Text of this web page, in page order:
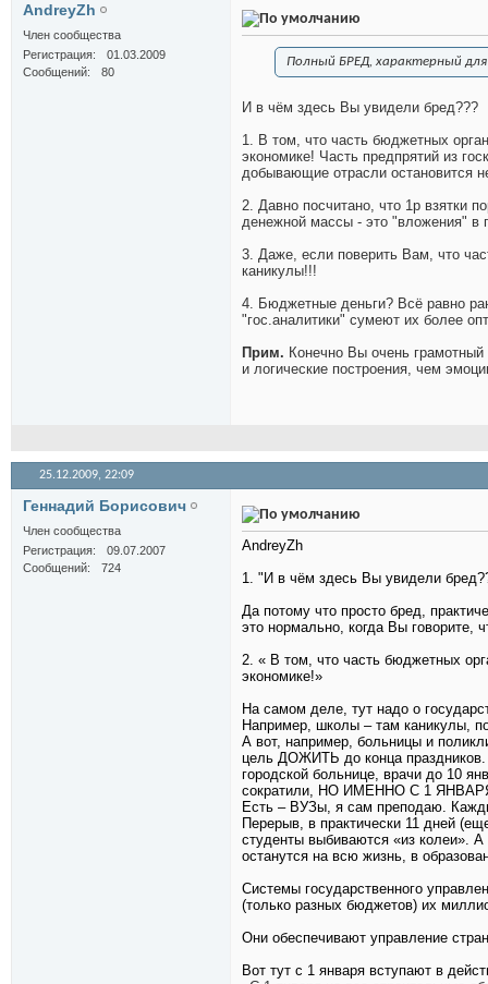
AndreyZh
Член сообщества
Регистрация
01.03.2009
Сообщений
80
Полный БРЕД, характерный
И в чём здесь Вы увидели бред???
1. В том, что часть бюджетных
экономике! Часть предпрятий из
добывающие отрасли остановится
2. Давно посчитано, что 1р взятки
денежной массы - это "вложения" в
3. Даже, если поверить Вам, что
каникулы!!!
4. Бюджетные деньги? Всё равно
"гос.аналитики" сумеют их более
Прим. Конечно Вы очень
и логические построения, чем
25.12.2009, 22:09
Геннадий Борисович
Член сообщества
Регистрация
09.07.2007
Сообщений
724
AndreyZh
1. "И в чём здесь Вы увидели
Да потому что просто бред,
это нормально, когда Вы говорите,
2. « В том, что часть бюджетных
экономике!»
На самом деле, тут надо о
Например, школы – там каникулы,
А вот, например, больницы и
цель ДОЖИТЬ до конца праздников.
городской больнице, врачи до 10
сократили, НО ИМЕННО С 1 ЯНВАРЯ,
Есть – ВУЗы, я сам преподаю.
Перерыв, в практически 11 дней
студенты выбиваются «из колеи».
останутся на всю жизнь, в
Системы государственного
(только разных бюджетов) их
Они обеспечивают управление
Вот тут с 1 января вступают в